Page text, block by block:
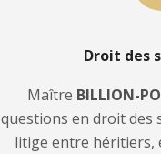
Droit des
Maître BILLION-
questions en droit des
litige entre héritiers,